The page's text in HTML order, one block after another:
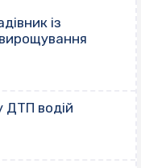
із
ДТП водій